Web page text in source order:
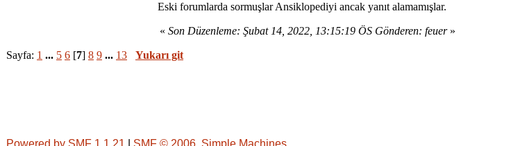
Eski forumlarda sormuşlar Ansiklopediyi ancak yanıt alamamışlar.
« Son Düzenleme: Şubat 14, 2022, 13:15:19 ÖS Gönderen: feuer»
Sayfa: 1 ... 5 6 [7] 8 9 ... 13
Yukarı git
Powered by SMF 1.1.21 SMF © 2006, Simple Machines